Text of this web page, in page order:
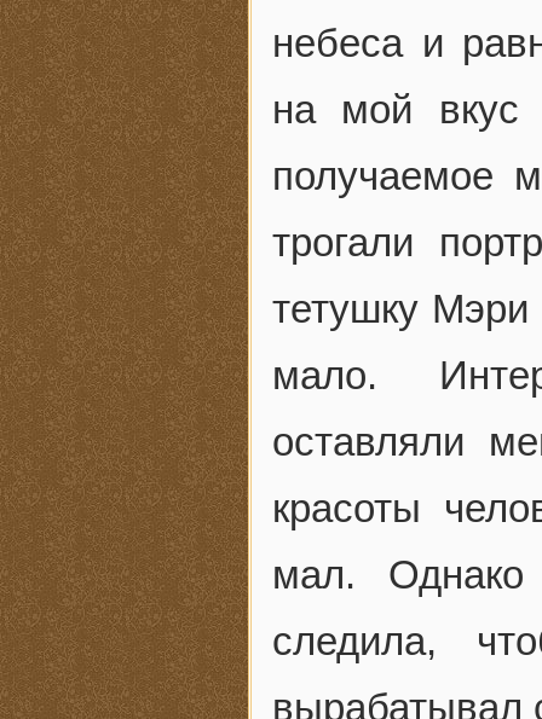
небеса и
на мой вкус
получаемое
трогали
тетушку
мало.
оставляли
красоты
мал. Однако
следила,
вырабатывал